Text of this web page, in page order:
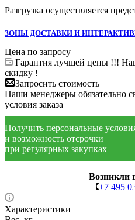
Разгрузка осуществляется
ЗОНЫ ДОСТАВКИ И
Цена по запросу
Гарантия лучшей цены !!!
скидку !
Запросить стоимость
Наши менеджеры обязательно
условия заказа
Получить персональные
и возможность отсрочки
при регулярных закупках
Возникли
+7 495
Характеристики